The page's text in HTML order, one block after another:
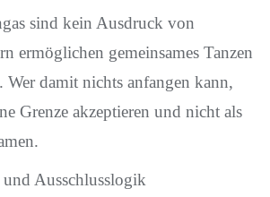
sind kein Ausdruck von
ermöglichen gemeinsames Tanzen
Wer damit nichts anfangen kann,
Grenze akzeptieren und nicht als
Ausschlusslogik